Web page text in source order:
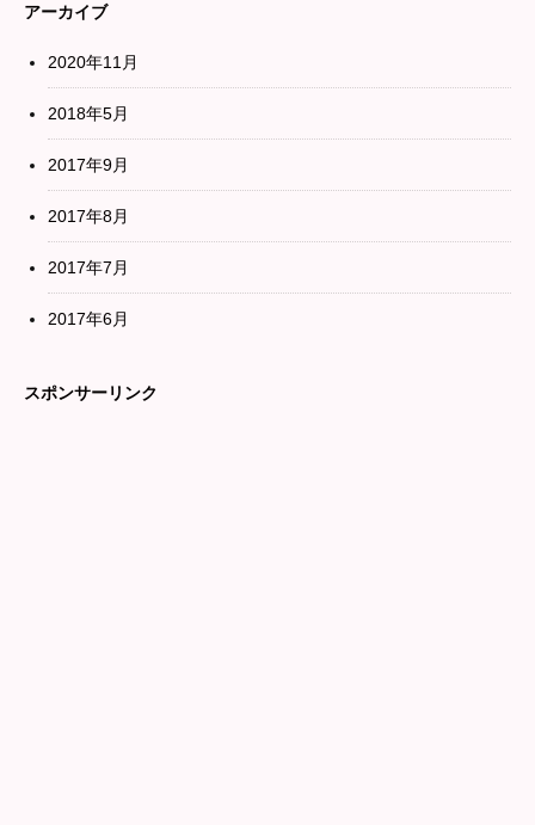
アーカイブ
2020年11月
2018年5月
2017年9月
2017年8月
2017年7月
2017年6月
スポンサーリンク